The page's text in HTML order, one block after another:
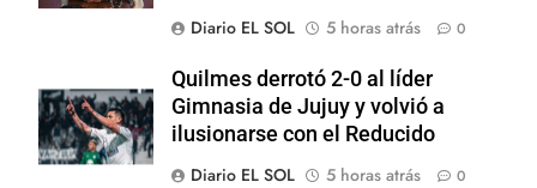
Diario EL SOL
5 horas atrás 0
Quilmes derrotó 2-0 al líder
Gimnasia de Jujuy y volvió a
ilusionarse con el Reducido
Diario EL SOL
5 horas atrás 0